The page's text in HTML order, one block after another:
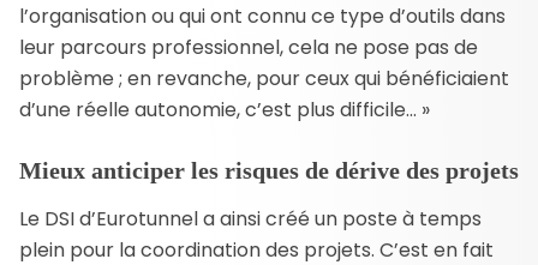
l’organisation ou qui ont connu ce type d’outils dans
leur parcours professionnel, cela ne pose pas de
problème ; en revanche, pour ceux qui bénéficiaient
d’une réelle autonomie, c’est plus difficile… »
Mieux anticiper les risques de dérive des projets
Le DSI d’Eurotunnel a ainsi créé un poste à temps
plein pour la coordination des projets. C’est en fait